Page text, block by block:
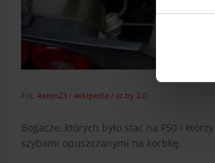
Fot. Axion23 / wikipedia / cc by 2.0
Bogacze, których było stać na F50 i
szybami opuszczanymi na korbkę.